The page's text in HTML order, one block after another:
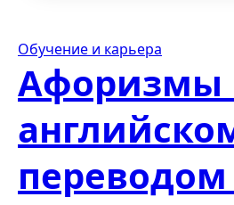
Обучение и карьера
Афоризмы